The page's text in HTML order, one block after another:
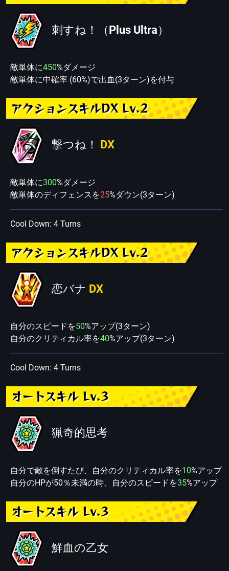
刺すね！（Plus Ultra）
敵単体に450%ダメージ
敵単体に中確率 (60%)で出血(3ターン)を付与
アクションスキルDX Lv.2
撃つね！ DX
敵単体に300%ダメージ
敵単体のディフェンスを25%ダウン(3ターン)
Cool Down: 4 Turns
アクションスキルDX Lv.2
恋バナ DX
自分のスピードを50%アップ(3ターン)
自分のクリティカル率を40%アップ(3ターン)
Cool Down: 4 Turns
オートスキル Lv.3
猟奇的思考
自分で敵を倒すたび、自分のクリティカル率を10%アップ
自分のHPが50％未満の時、自分のスピードを35%アップ
オートスキル Lv.3
鮮血の乙女